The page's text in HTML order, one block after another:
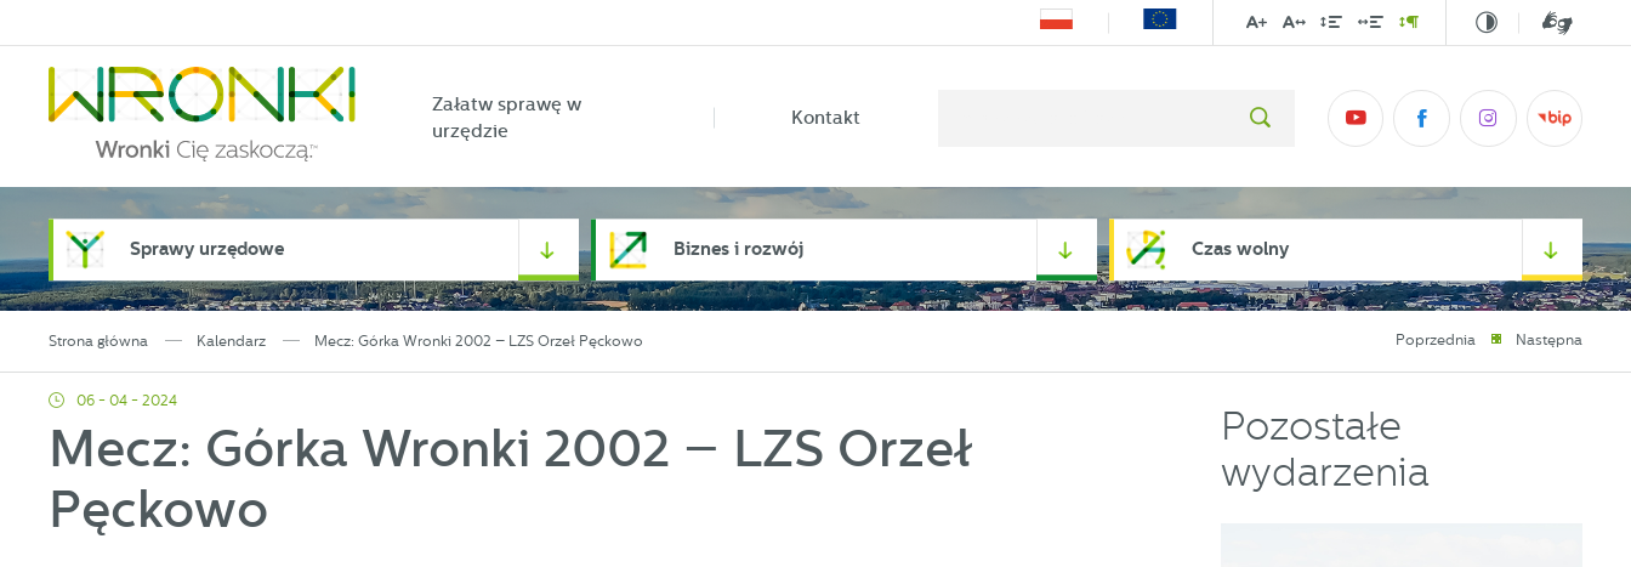
Załatw sprawę w
urzędzie
Kontakt
Sprawy urzędowe Biznes i rozwój Czas wolny
Strona główna Kalendarz Mecz: Górka Wronki 2002 – LZS Orzeł Pęckowo Poprzednia Następna
06 - 04 - 2024
Mecz: Górka Wronki 2002 – LZS Orzeł
Pęckowo
Pozostałe
wydarzenia